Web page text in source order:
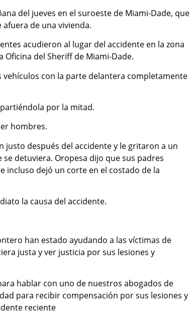
del jueves en el suroeste de Miami-Dade, que
de una vivienda.
acudieron al lugar del accidente en la zona
Oficina del Sheriff de Miami-Dade.
con la parte delantera completamente
por la mitad.
hombres.
después del accidente y le gritaron a un
detuviera. Oropesa dijo que sus padres
incluso dejó un corte en el costado de la
la causa del accidente.
han estado ayudando a las víctimas de
justa y ver justicia por sus lesiones y
hablar con uno de nuestros abogados de
para recibir compensación por sus lesiones y
reciente